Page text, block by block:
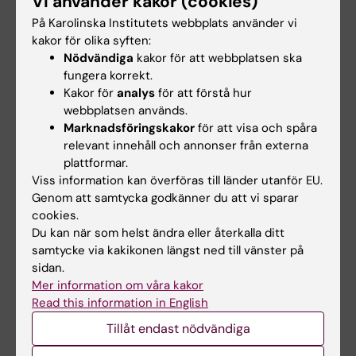
(genus, etnicitet, religion, funktionshinder)
specificeras inför kursstart i en av studenten
skriftligt formulerad projektplan enligt
tillhandahållen mall. Projektplanen formuleras i
samråd med handledaren och godkännes av
kommittén för studentvalda kurser.
Arbetsformer
Projektet planeras med hjälp av handledaren.
De specifika arbetsmomenten som ingår
varierar beroende på projektstudiernas natur
och ämnesområde. Projektarbetet avslutas
alltid med en av studenten enskilt formulerad
skriftlig rapport som ska återspegla
studentens egna analyser och slutsatser. Den
På Karolinska Institutets webbplats använder vi
kakor för olika syften:
Nödvändiga kakor för att webbplatsen ska
fungera korrekt.
Kakor för analys för att förstå hur
webbplatsen används.
Marknadsföringskakor för att visa och spåra
relevant innehåll och annonser från externa
plattformar.
Viss information kan överföras till länder utanför EU.
Genom att samtycka godkänner du att vi sparar
cookies.
Du kan när som helst ändra eller återkalla ditt
samtycke via kakikonen längst ned till vänster på
sidan.
Mer information om våra kakor
Read this information in English
Tillåt endast nödvändiga